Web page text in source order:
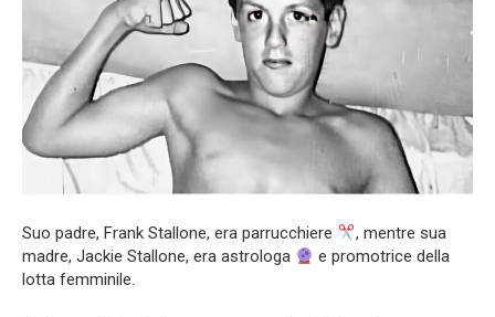
Suo padre, Frank Stallone, era parrucchiere
, mentre sua
madre, Jackie Stallone, era astrologa
e promotrice della
lotta femminile.